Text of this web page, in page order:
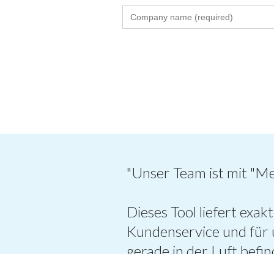
"Unser Team ist mit
Dieses Tool liefert
Kundenservice und für
gerade in der Luft